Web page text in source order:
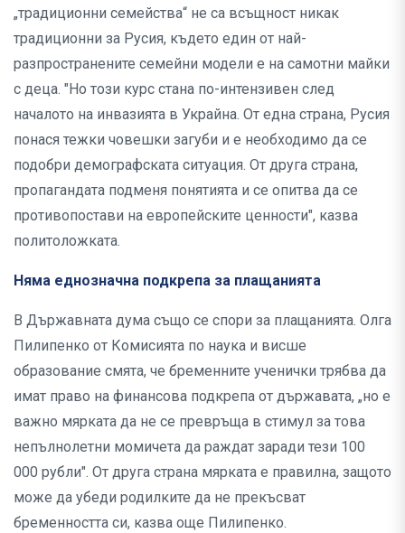
„традиционни семейства“ не са всъщност никак
традиционни за Русия, където един от най-
разпространените семейни модели е на самотни майки
с деца. "Но този курс стана по-интензивен след
началото на инвазията в Украйна. От една страна, Русия
понася тежки човешки загуби и е необходимо да се
подобри демографската ситуация. От друга страна,
пропагандата подменя понятията и се опитва да се
противопостави на европейските ценности", казва
политоложката.
Няма еднозначна подкрепа за плащанията
В Държавната дума също се спори за плащанията. Олга
Пилипенко от Комисията по наука и висше
образование смята, че бременните ученички трябва да
имат право на финансова подкрепа от държавата, „но е
важно мярката да не се превръща в стимул за това
непълнолетни момичета да раждат заради тези 100
000 рубли". От друга страна мярката е правилна, защото
може да убеди родилките да не прекъсват
бременността си, казва още Пилипенко.